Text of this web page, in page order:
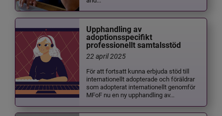
Upphandling av
adoptionsspecifikt
professionellt samtalsstöd
22 april 2025
För att fortsatt kunna erbjuda stöd till
internationellt adopterade och föräldrar
som adopterat internationellt genomför
MFoF nu en ny upphandling av...